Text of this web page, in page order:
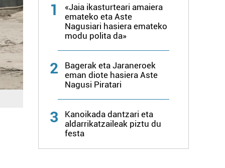
1
«Jaia ikasturteari amaiera
emateko eta Aste
Nagusiari hasiera emateko
modu polita da»
2
Bagerak eta Jaraneroek
eman diote hasiera Aste
Nagusi Piratari
3
Kanoikada dantzari eta
aldarrikatzaileak piztu du
festa